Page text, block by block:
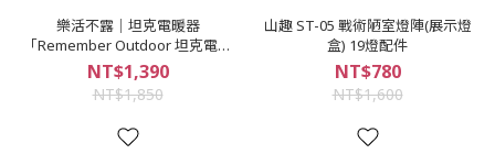
樂活不露｜坦克電暖器
「Remember Outdoor 坦克電暖
器」
NT$1,390
NT$1,850
山趣 ST-05 戰術陋室燈陣(展示燈
盒) 19燈配件
NT$780
NT$1,600